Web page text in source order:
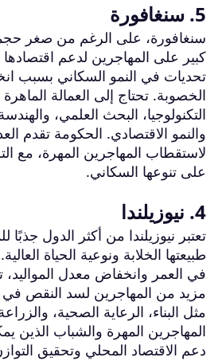
5. سنغافورة
سنغافورة، على الرغم من صغر
كبير على المهاجرين لدعم اقتصادها
تحديات في النمو السكاني بسبب
الخصوبة. تحتاج إلى العمالة
التكنولوجيا، البحث العلمي،
والنمو الاقتصادي. الحكومة تقدم
لاستقطاب المهاجرين المهرة، مع
على تنوعها السكاني.
4. نيوزيلندا
تعتبر نيوزيلندا من أكثر الدول
طبيعتها الخلابة ونوعية الحياة
في العمر وانخفاض معدل المواليد،
مزيد من المهاجرين لسد النقص في
مثل البناء، الرعاية الصحية،
المهاجرين المهرة والشباب الذين
دعم الاقتصاد المحلي وتحقيق